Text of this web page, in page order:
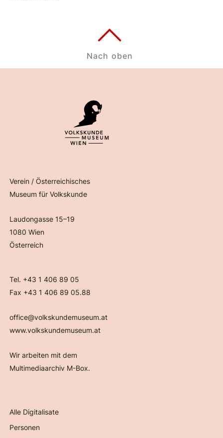
Verein / Österreichisches
Museum für Volkskunde
Laudongasse 15–19
1080 Wien
Österreich
Tel. +43 1 406 89 05
Fax +43 1 406 89 05.88
office@volkskundemuseum.at
www.volkskundemuseum.at
Wir arbeiten mit dem
Multimediaarchiv M-Box.
Alle Digitalisate
Personen
Nach oben